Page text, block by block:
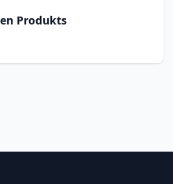
Produkts